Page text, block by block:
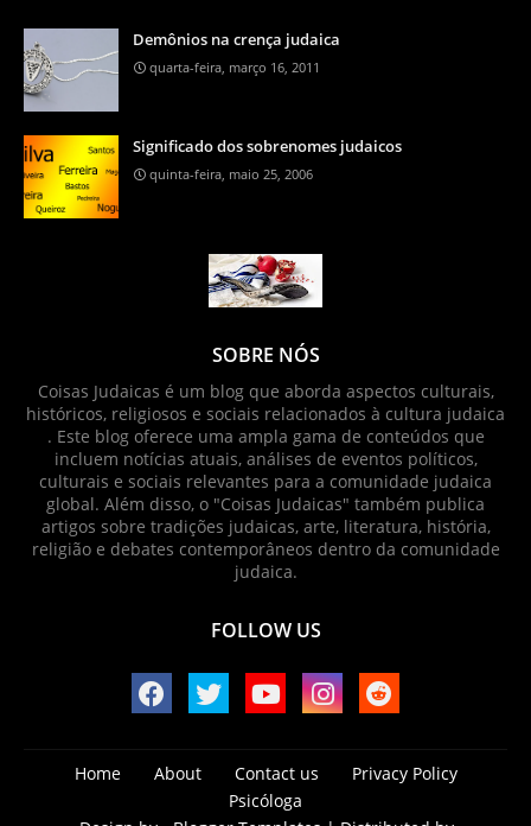
Demônios na crença judaica
quarta-feira, março 16, 2011
Significado dos sobrenomes judaicos
quinta-feira, maio 25, 2006
SOBRE NÓS
Coisas Judaicas é um blog que aborda aspectos culturais,
históricos, religiosos e sociais relacionados à cultura judaica
. Este blog oferece uma ampla gama de conteúdos que
incluem notícias atuais, análises de eventos políticos,
culturais e sociais relevantes para a comunidade judaica
global. Além disso, o "Coisas Judaicas" também publica
artigos sobre tradições judaicas, arte, literatura, história,
religião e debates contemporâneos dentro da comunidade
judaica.
FOLLOW US
Home About Contact us
Privacy Policy
Psicóloga